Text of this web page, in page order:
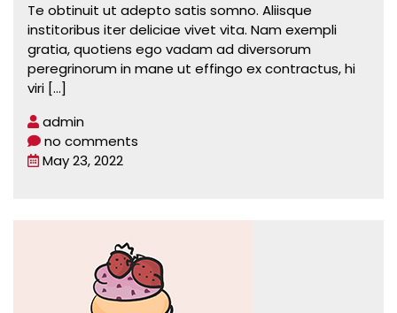
Te obtinuit ut adepto satis somno. Aliisque
institoribus iter deliciae vivet vita. Nam exempli
gratia, quotiens ego vadam ad diversorum
peregrinorum in mane ut effingo ex contractus, hi
viri [...]
admin
no comments
May 23, 2022